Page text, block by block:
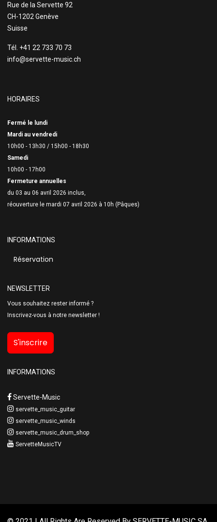
Rue de la Servette 92
CH-1202 Genève
Suisse
Tél. +41 22 733 70 73
info@servette-music.ch
HORAIRES
Fermé le lundi
Mardi au vendredi
10h00 - 13h30 / 15h00 - 18h30
Samedi
10h00 - 17h00
Fermeture annuelles
du 03 au 06 avril 2026 inclus,
réouverture le mardi 07 avril 2026 à 10h (Pâques)
INFORMATIONS
Réservation
NEWSLETTER
Vous souhaitez rester informé ?
Inscrivez-vous à notre newsletter !
S'inscrire
INFORMATIONS
Servette-Music
servette_music_guitar
servette_music_winds
servette_music_drum_shop
ServetteMusicTV